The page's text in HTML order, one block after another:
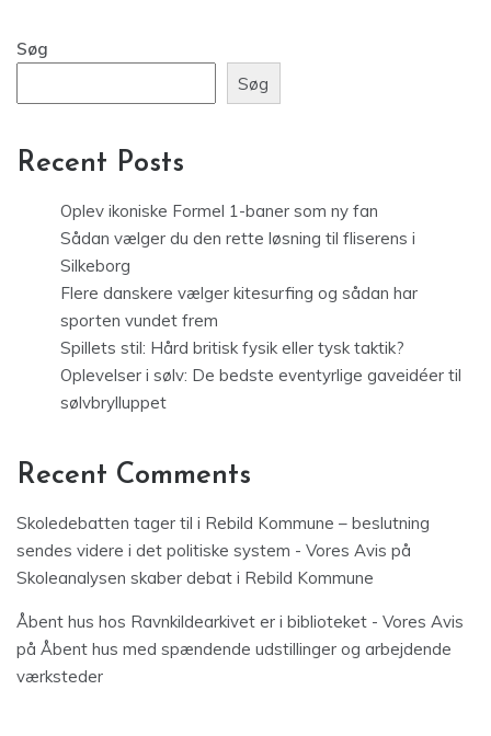
Søg
Søg
Recent Posts
Oplev ikoniske Formel 1-baner som ny fan
Sådan vælger du den rette løsning til fliserens i
Silkeborg
Flere danskere vælger kitesurfing og sådan har
sporten vundet frem
Spillets stil: Hård britisk fysik eller tysk taktik?
Oplevelser i sølv: De bedste eventyrlige gaveidéer til
sølvbrylluppet
Recent Comments
Skoledebatten tager til i Rebild Kommune – beslutning
sendes videre i det politiske system - Vores Avis på
Skoleanalysen skaber debat i Rebild Kommune
Åbent hus hos Ravnkildearkivet er i biblioteket - Vores Avis
på Åbent hus med spændende udstillinger og arbejdende
værksteder